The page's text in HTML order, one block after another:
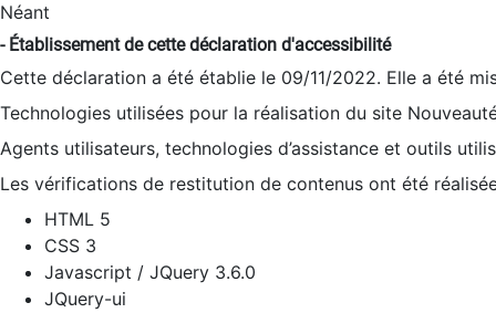
Néant
- Établissement de cette déclaration d'accessibilité
Cette déclaration a été établie le 09/11/2022. Elle a été
Technologies utilisées pour la réalisation du site
Agents utilisateurs, technologies d’assistance et outils
Les vérifications de restitution de contenus ont été
HTML 5
CSS 3
Javascript / JQuery 3.6.0
JQuery-ui